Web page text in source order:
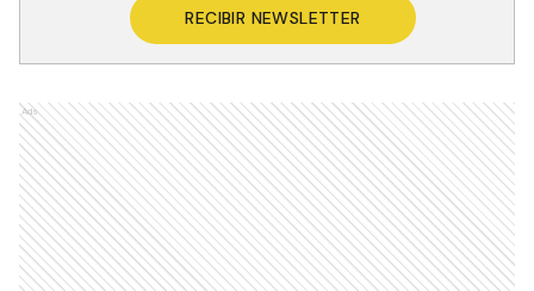
RECIBIR NEWSLETTER
Ads